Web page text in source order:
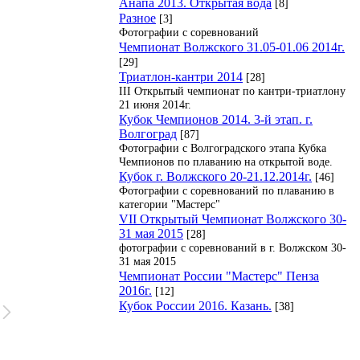
Анапа 2013. Открытая вода [8]
Разное [3]
Фотографии с соревнований
Чемпионат Волжского 31.05-01.06 2014г.
[29]
Триатлон-кантри 2014 [28]
III Открытый чемпионат по кантри-триатлону
21 июня 2014г.
Кубок Чемпионов 2014. 3-й этап. г.
Волгоград [87]
Фотографии с Волгоградского этапа Кубка
Чемпионов по плаванию на открытой воде.
Кубок г. Волжского 20-21.12.2014г. [46]
Фотографии с соревнований по плаванию в
категории "Мастерс"
VII Открытый Чемпионат Волжского 30-
31 мая 2015 [28]
фотографии с соревнований в г. Волжском 30-
31 мая 2015
Чемпионат России "Мастерс" Пенза
2016г. [12]
Кубок России 2016. Казань. [38]